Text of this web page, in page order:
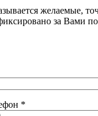
желаемые,
за Вами
*